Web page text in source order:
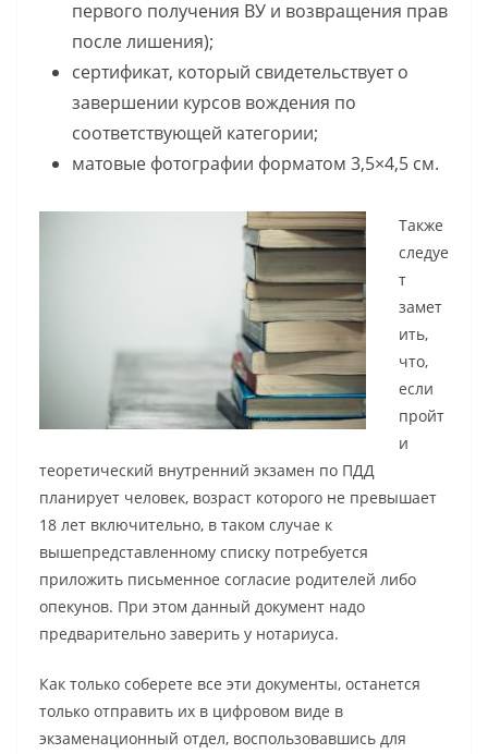
первого получения ВУ и возвращения прав
после лишения);
сертификат, который свидетельствует о
завершении курсов вождения по
соответствующей категории;
матовые фотографии форматом 3,5×4,5 см.
Также
следуе
т
замет
ить,
что,
если
пройт
и
теоретический внутренний экзамен по ПДД
планирует человек, возраст которого не превышает
18 лет включительно, в таком случае к
вышепредставленному списку потребуется
приложить письменное согласие родителей либо
опекунов. При этом данный документ надо
предварительно заверить у нотариуса.
Как только соберете все эти документы, останется
только отправить их в цифровом виде в
экзаменационный отдел, воспользовавшись для